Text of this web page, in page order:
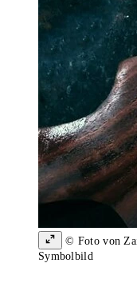
© Foto von
Symbolbild